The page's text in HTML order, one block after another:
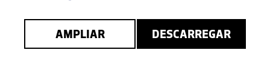
AMPLIAR DESCARREGAR